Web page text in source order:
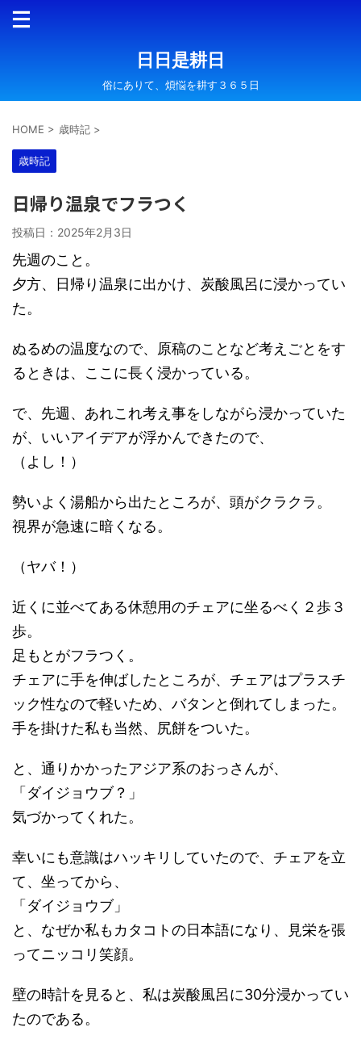
日日是耕日
俗にありて、煩悩を耕す３６５日
HOME > 歳時記 >
歳時記
日帰り温泉でフラつく
投稿日： 2025年2月3日
先週のこと。
夕方、日帰り温泉に出かけ、炭酸風呂に浸かってい
た。
ぬるめの温度なので、原稿のことなど考えごとをす
るときは、ここに長く浸かっている。
で、先週、あれこれ考え事をしながら浸かっていた
が、いいアイデアが浮かんできたので、
（よし！）
勢いよく湯船から出たところが、頭がクラクラ。
視界が急速に暗くなる。
（ヤバ！）
近くに並べてある休憩用のチェアに坐るべく２歩３
歩。
足もとがフラつく。
チェアに手を伸ばしたところが、チェアはプラスチ
ック性なので軽いため、バタンと倒れてしまった。
手を掛けた私も当然、尻餅をついた。
と、通りかかったアジア系のおっさんが、
「ダイジョウブ？」
気づかってくれた。
幸いにも意識はハッキリしていたので、チェアを立
て、坐ってから、
「ダイジョウブ」
と、なぜか私もカタコトの日本語になり、見栄を張
ってニッコリ笑顔。
壁の時計を見ると、私は炭酸風呂に30分浸かってい
たのである。